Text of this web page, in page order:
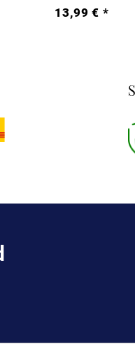
13,99 € *